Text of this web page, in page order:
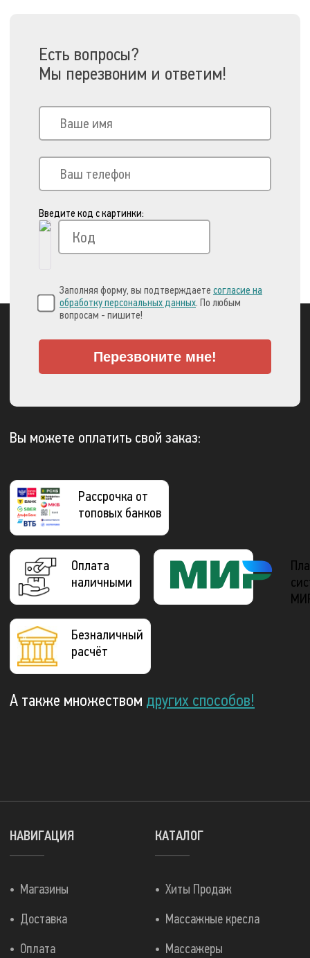
Есть вопросы?
Мы перезвоним и ответим!
Введите код с картинки:
Заполняя форму, вы подтверждаете согласие на
обработку персональных данных. По любым
вопросам - пишите!
Перезвоните мне!
Вы можете оплатить свой заказ:
Рассрочка от
топовых банков
Оплата
наличными
Безналичный
расчёт
А также множеством других способов!
КАТАЛОГ
Хиты Продаж
Массажные кресла
Массажеры
НАВИГАЦИЯ
Магазины
Доставка
Оплата